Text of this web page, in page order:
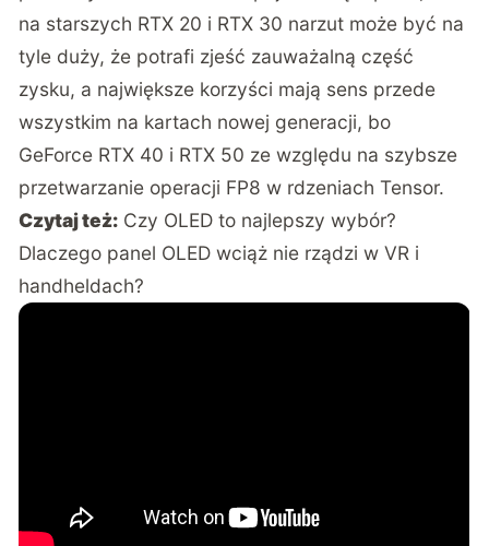
na starszych RTX 20 i RTX 30 narzut może być na
tyle duży, że potrafi zjeść zauważalną część
zysku, a największe korzyści mają sens przede
wszystkim na kartach nowej generacji, bo
GeForce RTX 40 i RTX 50 ze względu na szybsze
przetwarzanie operacji FP8 w rdzeniach Tensor.
Czytaj też: Czy OLED to najlepszy wybór?
Dlaczego panel OLED wciąż nie rządzi w VR i
handheldach?